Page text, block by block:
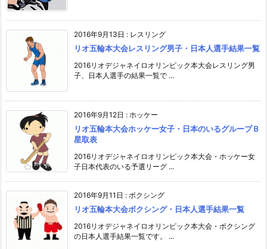
2016年9月13日 : レスリング
リオ五輪本大会レスリング男子・日本人選手結果一覧
2016リオデジャネイロオリンピック本大会レスリング男
子、日本人選手の結果一覧で ...
2016年9月12日 : ホッケー
リオ五輪本大会ホッケー女子・日本のいるグループＢ
星取表
2016リオデジャネイロオリンピック本大会・ホッケー女
子日本代表のいる予選リーグ ...
2016年9月11日 : ボクシング
リオ五輪本大会ボクシング・日本人選手結果一覧
2016リオデジャネイロオリンピック本大会・ボクシング
の日本人選手結果一覧です。 ...